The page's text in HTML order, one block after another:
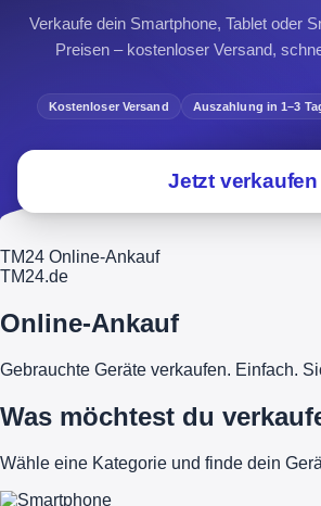
Verkaufe dein Smartphone, Tablet oder
Preisen – kostenloser Versand,
Kostenloser Versand Auszahlung in 1–3
Jetzt verkaufen
TM24 Online-Ankauf
TM24.de
Online-Ankauf
Gebrauchte Geräte verkaufen. Einfach.
Was möchtest du
Wähle eine Kategorie und finde dein